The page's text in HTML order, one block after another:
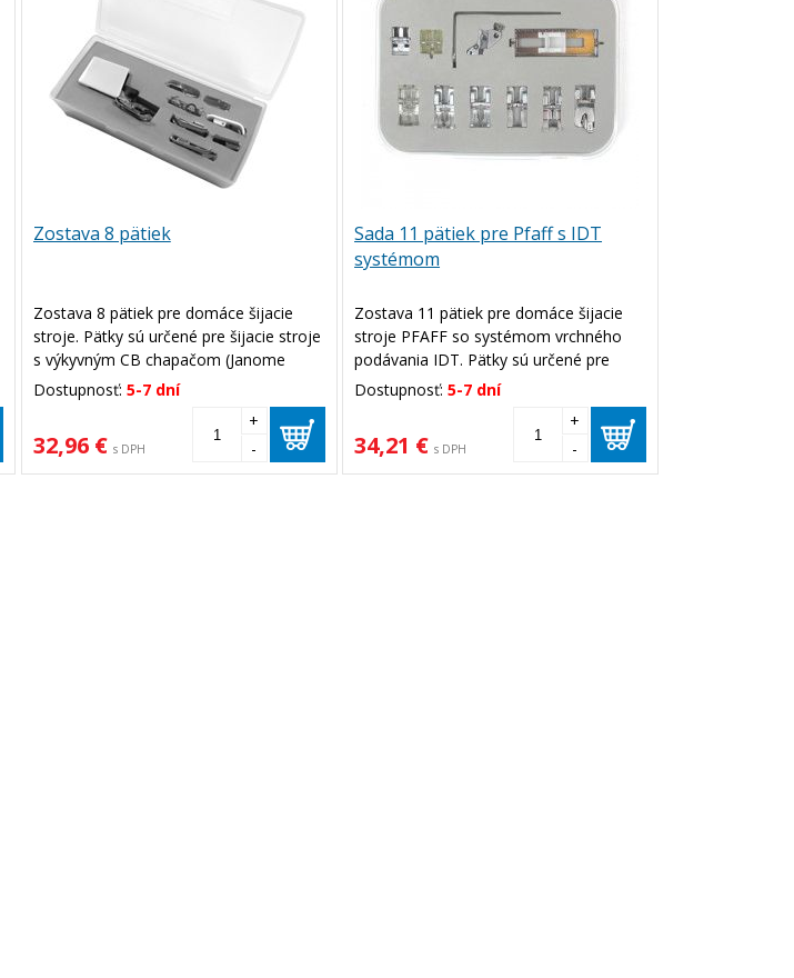
Zostava 8 pätiek
Zostava 8 pätiek pre domáce šijacie
stroje. Pätky sú určené pre šijacie stroje
s výkyvným CB chapačom (Janome
JR1012, 2041, 415, 423, Brother XL-
5500, XL-5700, Lada, Veronica, Lucznik,
Dostupnosť: 5-7 dní
32,96 € s DPH
+
-
Sada 11 pätiek pre Pfaff s IDT
systémom
Zostava 11 pätiek pre domáce šijacie
stroje PFAFF so systémom vrchného
podávania IDT. Pätky sú určené pre
šijacie stroje Pfaff Ambition, Passport,
Expression, Tiptronic, Select, Tipmatic
Dostupnosť: 5-7 dní
34,21 € s DPH
+
-